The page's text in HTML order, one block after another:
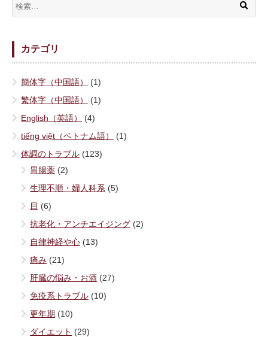
カテゴリ
簡体字（中国語）
(1)
繁体字（中国語）
(1)
English（英語）
(4)
tiếng việt（ベトナム語）
(1)
体調のトラブル (123)
胃腸薬 (2)
生理不順・婦人科系 (5)
目 (6)
抗老化・アンチエイジング (2)
自律神経や心 (13)
痛み (21)
肝臓の悩み・お酒 (27)
免疫系トラブル (10)
更年期 (10)
ダイエット (29)